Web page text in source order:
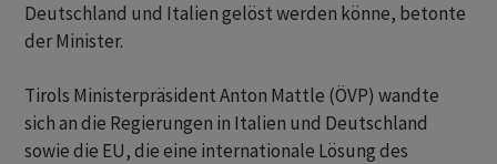
Deutschland und Italien gelöst werden könne, betonte
der Minister.
Tirols Ministerpräsident Anton Mattle (ÖVP) wandte
sich an die Regierungen in Italien und Deutschland
sowie die EU, die eine internationale Lösung des